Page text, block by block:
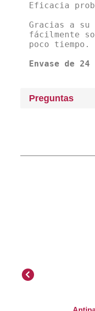
Eficacia
Gracias a
fácilmente
poco tiempo.
Envase de
Preguntas